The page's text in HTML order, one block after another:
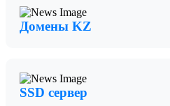
Домены KZ
SSD сервер